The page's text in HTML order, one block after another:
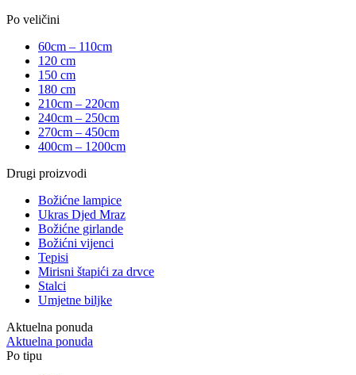
Po veličini
60cm – 110cm
120 cm
150 cm
180 cm
210cm – 220cm
240cm – 250cm
270cm – 450cm
400cm – 1200cm
Drugi proizvodi
Božićne lampice
Ukras Djed Mraz
Božićne girlande
Božićni vijenci
Tepisi
Mirisni štapići za drvce
Stalci
Umjetne biljke
Aktuelna ponuda
Aktuelna ponuda
Po tipu